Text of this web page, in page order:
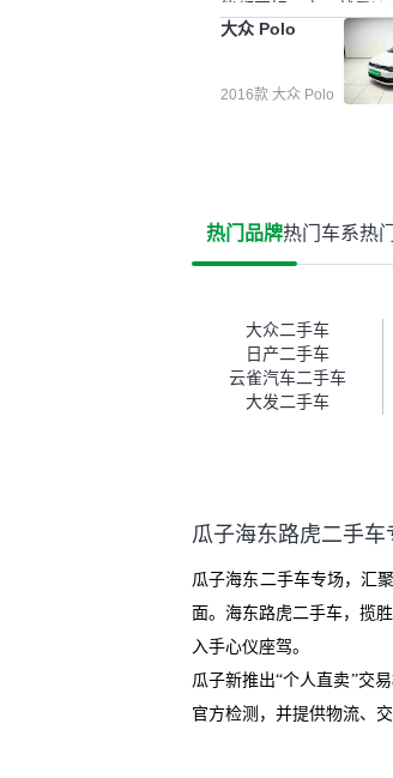
能都要好一点。就是这
象吧。一开始买二手车
我确实有担心过事故
这些问题。瓜子的检测
并不能完全打消顾虑，
果跟你们的报告是符合
这次车况没问题。购车
车。去之前我提前跟
好，到了之后要当着
一次复检，你们也安
服务可以，速度很快
自营车的感觉是要比个
我协商，主动权在平台
大众 Polo
2016款 大众 Polo
热门品牌热门车系热
大众二手车
日产二手车
云雀汽车二手车
大发二手车
瓜子海东路虎二手车
瓜子海东二手车专场，汇
面。海东路虎二手车，揽
入手心仪座驾。
瓜子新推出“个人直卖”交
官方检测，并提供物流、